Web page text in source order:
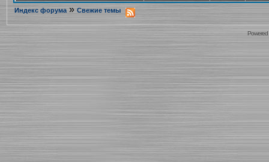
Индекс форума » Свежие темы